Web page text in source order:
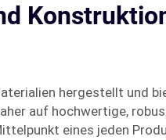
hergestellt und
auf hochwertige,
eines jeden